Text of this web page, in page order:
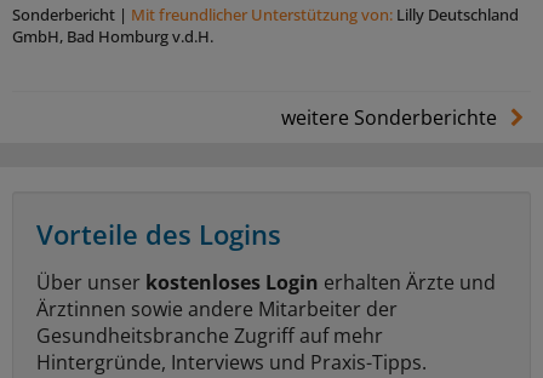
Sonderbericht | Mit freundlicher Unterstützung von: Lilly Deutschland
GmbH, Bad Homburg v.d.H.
weitere Sonderberichte
Vorteile des Logins
Über unser kostenloses Login erhalten Ärzte und
Ärztinnen sowie andere Mitarbeiter der
Gesundheitsbranche Zugriff auf mehr
Hintergründe, Interviews und Praxis-Tipps.